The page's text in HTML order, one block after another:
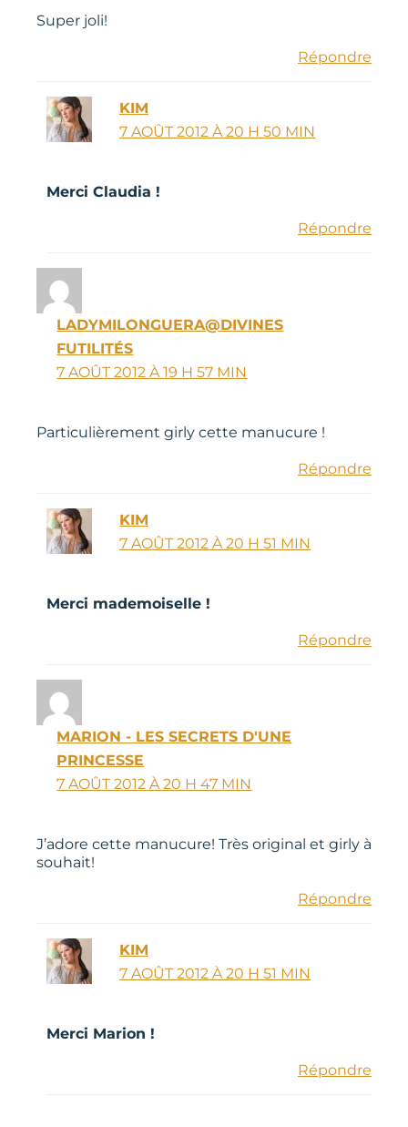
Super joli!
Répondre
KIM
7 AOÛT 2012 À 20 H 50 MIN
Merci Claudia !
Répondre
LADYMILONGUERA@DIVINES
FUTILITÉS
7 AOÛT 2012 À 19 H 57 MIN
Particulièrement girly cette manucure !
Répondre
KIM
7 AOÛT 2012 À 20 H 51 MIN
Merci mademoiselle !
Répondre
MARION - LES SECRETS D'UNE
PRINCESSE
7 AOÛT 2012 À 20 H 47 MIN
J’adore cette manucure! Très original et girly à
souhait!
Répondre
KIM
7 AOÛT 2012 À 20 H 51 MIN
Merci Marion !
Répondre